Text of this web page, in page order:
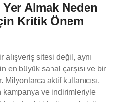
Almak Neden
Kritik Önem
alışveriş sitesi değil, aynı
en büyük sanal çarşısı ve bir
Milyonlarca aktif kullanıcısı,
kampanya ve indirimleriyle